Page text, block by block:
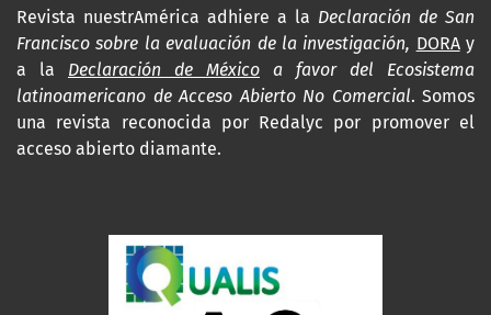
Revista nuestrAmérica adhiere a la Declaración de San
Francisco sobre la evaluación de la investigación, DORAy
a la Declaración de México a favor del Ecosistema
latinoamericano de Acceso Abierto No Comercial. Somos
una revista reconocida por Redalyc por promover el
acceso abierto diamante.